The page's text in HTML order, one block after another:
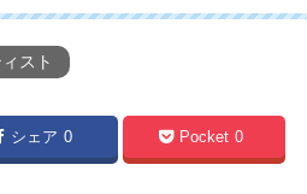
スト
シェア 0 Pocket 0